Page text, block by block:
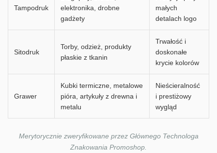
Tampodruk
elektronika, drobne
gadżety
małych
detalach logo
Sitodruk
Torby, odzież, produkty
płaskie z tkanin
Trwałość i
doskonałe
krycie kolorów
Grawer
Kubki termiczne, metalowe
pióra, artykuły z drewna i
metalu
Nieścieralność
i prestiżowy
wygląd
Merytorycznie zweryfikowane przez Głównego Technologa
Znakowania Promoshop.